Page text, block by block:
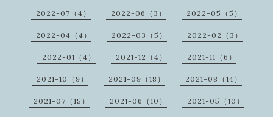
2022-07（4） 2022-06（3） 2022-05（5）
2022-04（4） 2022-03（5） 2022-02（3）
2022-01（4） 2021-12（4） 2021-11（6）
2021-10（9） 2021-09（18） 2021-08（14）
2021-07（15） 2021-06（10） 2021-05（10）